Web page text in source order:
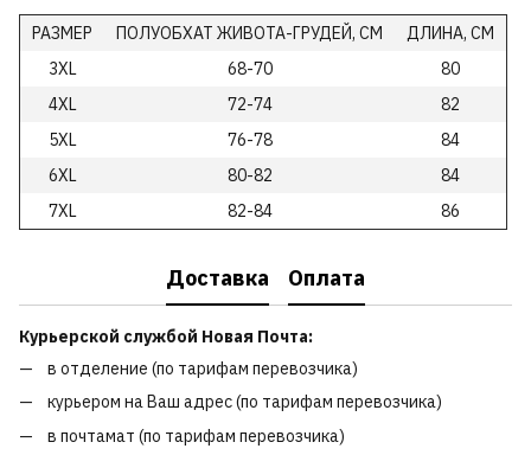
РАЗМЕР ПОЛУОБХАТ ЖИВОТА-ГРУДЕЙ, СМ
ДЛИНА, СМ
3XL
68-70
80
4XL
72-74
82
5XL
76-78
84
6XL
80-82
84
7XL
82-84 86
Доставка Оплата
Курьерской службой Новая Почта:
в отделение (по тарифам перевозчика)
курьером на Ваш адрес (по тарифам перевозчика)
в почтамат (по тарифам перевозчика)